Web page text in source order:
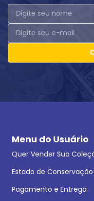
Menu do Usuário
Quer Vender Sua
Estado de Conservação
Pagamento e Entrega